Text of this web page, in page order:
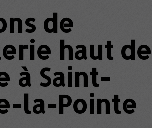
de
haut de
à Saint-
la-Pointe